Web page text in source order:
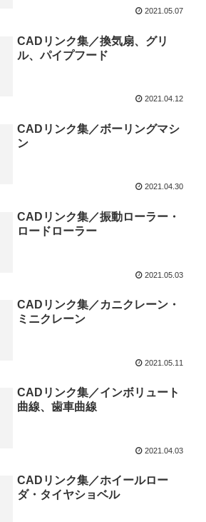
2021.05.07
CADリンク集／換気扇、グリ
ル、パイプフード
2021.04.12
CADリンク集／ボーリングマシ
ン
2021.04.30
CADリンク集／振動ローラー・
ロードローラー
2021.05.03
CADリンク集／カニクレーン・
ミニクレーン
2021.05.11
CADリンク集／インボリュート
曲線、歯車曲線
2021.04.03
CADリンク集／ホイールロー
ダ・タイヤショベル